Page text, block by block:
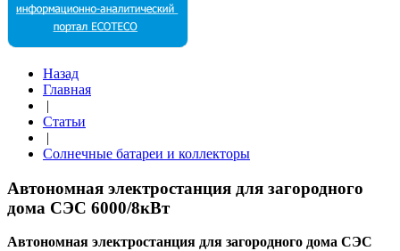
Назад
Главная
|
Статьи
|
Солнечные батареи и коллекторы
Автономная электростанция для загородного
дома СЭС 6000/8кВт
Автономная электростанция для загородного дома СЭС